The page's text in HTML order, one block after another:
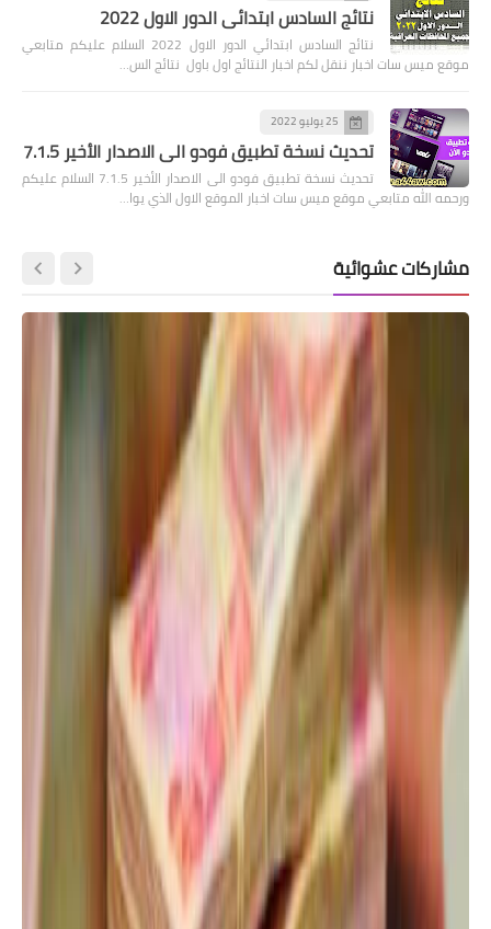
نتائج السادس ابتدائي الدور الاول 2022
نتائج السادس ابتدائي الدور الاول 2022 السلام عليكم متابعي
موقع ميس سات اخبار ننقل لكم اخبار النتائج اول باول نتائج الس…
25 يوليو 2022
تحديث نسخة تطبيق فودو الى الاصدار الأخير 7.1.5
تحديث نسخة تطبيق فودو الى الاصدار الأخير 7.1.5 السلام عليكم
ورحمه الله متابعي موقع ميس سات اخبار الموقع الاول الذي يوا…
مشاركات عشوائية